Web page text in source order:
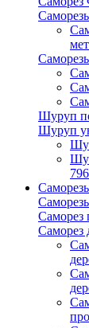
Шуруп
Шуруп
Саморез
Саморез